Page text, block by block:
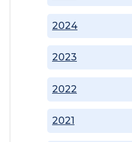
2021
2022
2023
2024